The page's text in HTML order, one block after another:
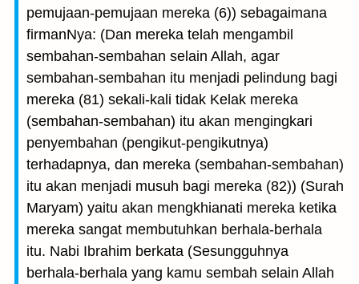
pemujaan-pemujaan mereka (6)) sebagaimana
firmanNya: (Dan mereka telah mengambil
sembahan-sembahan selain Allah, agar
sembahan-sembahan itu menjadi pelindung bagi
mereka (81) sekali-kali tidak Kelak mereka
(sembahan-sembahan) itu akan mengingkari
penyembahan (pengikut-pengikutnya)
terhadapnya, dan mereka (sembahan-sembahan)
itu akan menjadi musuh bagi mereka (82)) (Surah
Maryam) yaitu akan mengkhianati mereka ketika
mereka sangat membutuhkan berhala-berhala
itu. Nabi Ibrahim berkata (Sesungguhnya
berhala-berhala yang kamu sembah selain Allah